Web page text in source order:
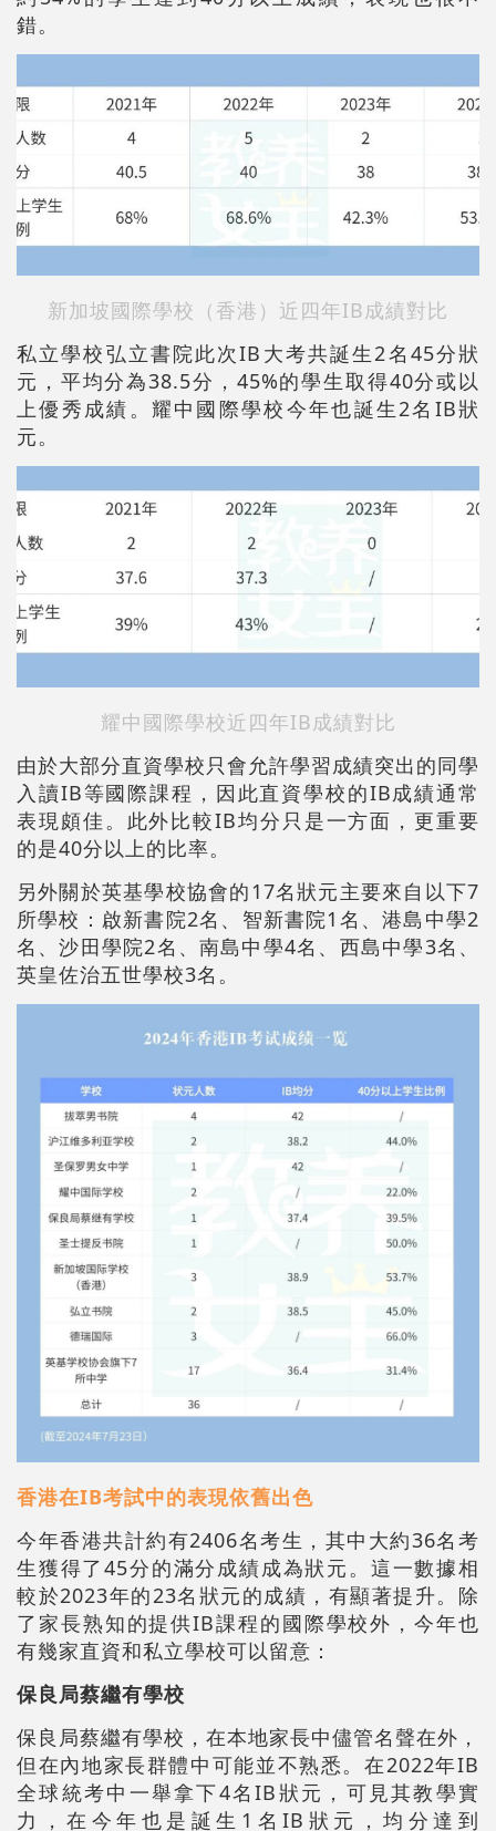
錯。
新加坡國際學校（香港）近四年IB成績對比
私立學校弘立書院此次IB大考共誕生2名45分狀
元，平均分為38.5分，45%的學生取得40分或以
上優秀成績。耀中國際學校今年也誕生2名IB狀
元。
耀中國際學校近四年IB成績對比
由於大部分直資學校只會允許學習成績突出的同學
入讀IB等國際課程，因此直資學校的IB成績通常
表現頗佳。此外比較IB均分只是一方面，更重要
的是40分以上的比率。
另外關於英基學校協會的17名狀元主要來自以下7
所學校：啟新書院2名、智新書院1名、港島中學2
名、沙田學院2名、南島中學4名、西島中學3名、
英皇佐治五世學校3名。
香港在IB考試中的表現依舊出色
今年香港共計約有2406名考生，其中大約36名考
生獲得了45分的滿分成績成為狀元。這一數據相
較於2023年的23名狀元的成績，有顯著提升。除
了家長熟知的提供IB課程的國際學校外，今年也
有幾家直資和私立學校可以留意：
保良局蔡繼有學校
保良局蔡繼有學校，在本地家長中儘管名聲在外，
但在內地家長群體中可能並不熟悉。在2022年IB
全球統考中一舉拿下4名IB狀元，可見其教學實
力，在今年也是誕生1名IB狀元，均分達到